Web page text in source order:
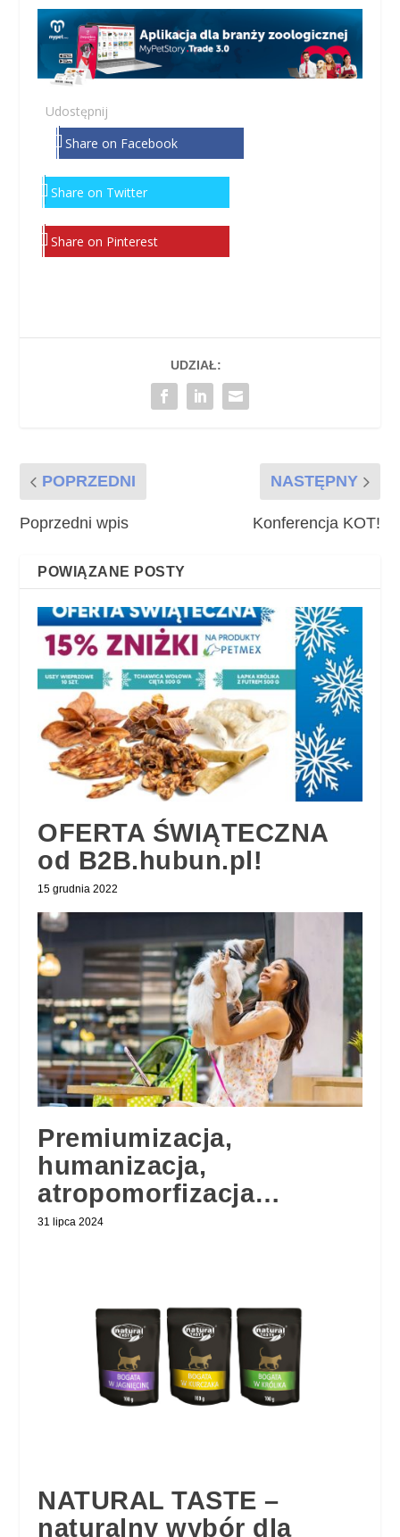
Udostępnij
Share on Facebook
Share on Twitter
Share on Pinterest
UDZIAŁ:
POPRZEDNI
Poprzedni wpis
NASTĘPNY
Konferencja KOT!
POWIĄZANE POSTY
OFERTA ŚWIĄTECZNA
od B2B.hubun.pl!
15 grudnia 2022
Premiumizacja,
humanizacja,
atropomorfizacja…
31 lipca 2024
NATURAL TASTE –
naturalny wybór dla